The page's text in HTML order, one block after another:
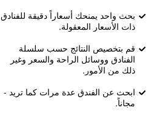
بحث واحد يمنحك أسعاراً دقيقة للفنادق
ذات الأسعار المعقولة.
قم بتخصيص النتائج حسب سلسلة
الفنادق ووسائل الراحة والسعر وغير
ذلك من الأمور.
ابحث عن الفندق عدة مرات كما تريد -
مجاناً.